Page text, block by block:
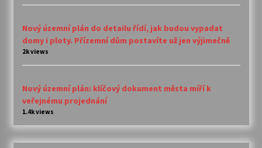
Nový územní plán do detailu řídí, jak budou vypadat
domy i ploty. Přízemní dům postavíte už jen výjimečně
2k views
Nový územní plán: klíčový dokument města míří k
veřejnému projednání
1.4k views